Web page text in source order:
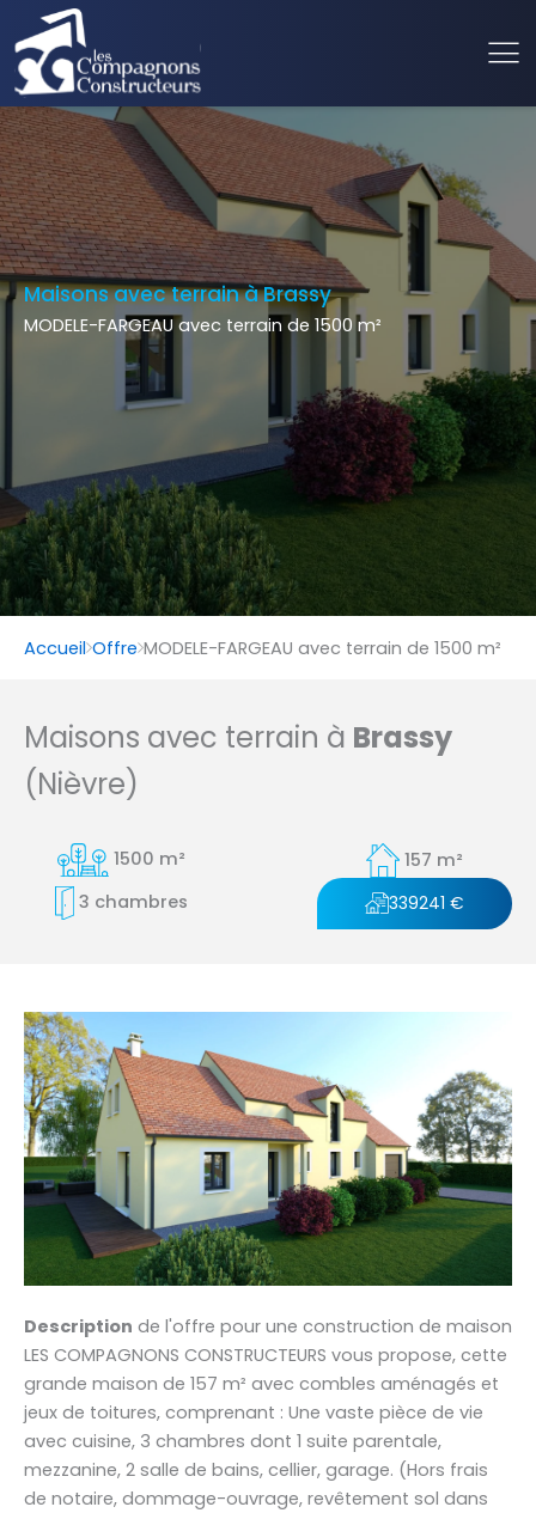
Maisons avec terrain à Brassy
MODELE-FARGEAU avec terrain de 1500 m²
Accueil Offre MODELE-FARGEAU avec terrain de 1500 m²
Maisons avec terrain à Brassy
(Nièvre)
1500 m²
157 m²
3 chambres
339241 €
Description de l'offre pour une construction de maison
LES COMPAGNONS CONSTRUCTEURS vous propose, cette
grande maison de 157 m² avec combles aménagés et
jeux de toitures, comprenant : Une vaste pièce de vie
avec cuisine, 3 chambres dont 1 suite parentale,
mezzanine, 2 salle de bains, cellier, garage. (Hors frais
de notaire, dommage-ouvrage, revêtement sol dans